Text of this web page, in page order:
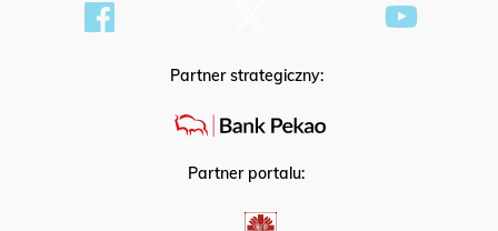
Partner strategiczny:
Partner portalu: